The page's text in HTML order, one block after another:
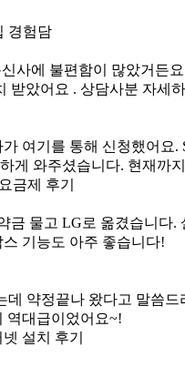
사에 불편함이 많았거든
았어요 . 상담사분 자세
여기를 통해 신청했어
게 와주셨습니다. 현재까
물고 LG로 옮겼습니
기능도 아주 좋습니다!
약정끝나 왔다고 말씀
역대급이었어요~!